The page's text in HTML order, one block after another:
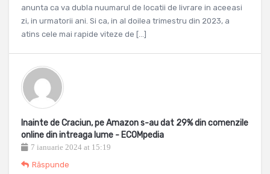
anunta ca va dubla nuumarul de locatii de livrare in aceeasi
zi, in urmatorii ani. Si ca, in al doilea trimestru din 2023, a
atins cele mai rapide viteze de […]
Inainte de Craciun, pe Amazon s-au dat 29% din comenzile
online din intreaga lume - ECOMpedia
7 ianuarie 2024 at 15:19
Răspunde